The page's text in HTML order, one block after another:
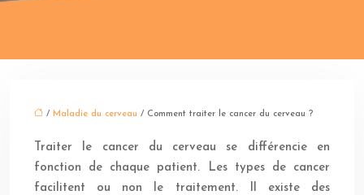
/ Maladie du cerveau / Comment traiter le cancer du cerveau ?
Traiter le cancer du cerveau se différencie en
fonction de chaque patient. Les types de cancer
facilitent ou non le traitement. Il existe des